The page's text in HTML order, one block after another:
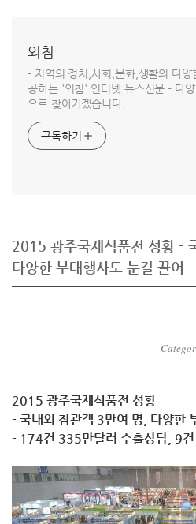
외침
- 지역의 정치,사회,문화,생활의 다양
공하는 '외침' 인터넷 뉴스신문 - 다
으로 찾아가겠습니다.
구독하기
2015 광주국제식품전 성황 -
다양한 부대행사도 눈길 끌어
2015 광주국제식품전 성황
- 국내외 참관객 3만여 명, 다양한
- 174건 335만달러 수출상담, 9건